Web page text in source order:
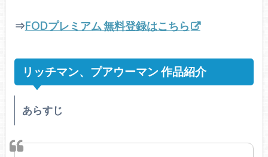
⇒FODプレミアム 無料登録はこちら
リッチマン、プアウーマン 作品紹介
あらすじ